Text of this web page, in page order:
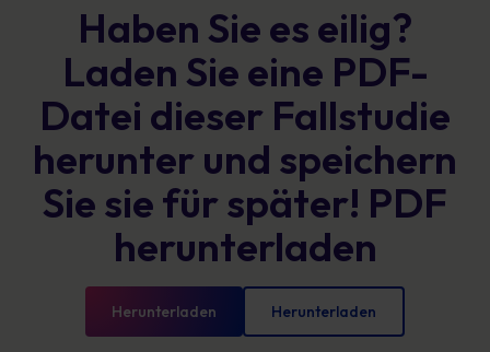
Haben Sie es eilig?
Laden Sie eine PDF-
Datei dieser Fallstudie
herunter und speichern
Sie sie für später! PDF
herunterladen
Herunterladen Herunterladen